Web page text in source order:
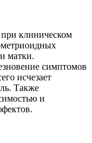
клиническом
матки.
симптомов
исчезает
Также
и